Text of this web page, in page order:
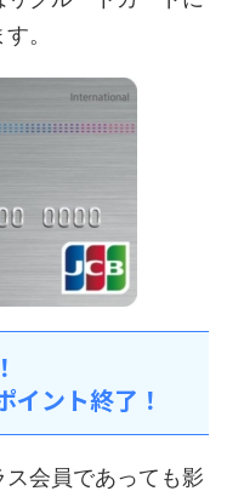
。
ント終了！
会員であっても影